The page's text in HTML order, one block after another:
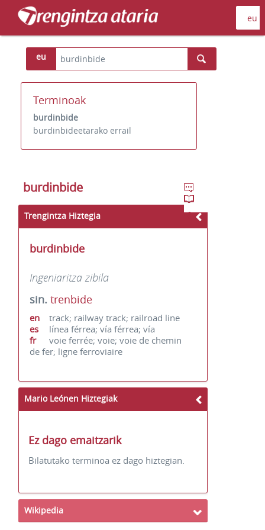
eu
Terminoak
burdinbide
burdinbideetarako errail
burdinbide
Trengintza Hiztegia
burdinbide
Ingeniaritza zibila
sin. trenbide
en
track; railway track; railroad line
es
línea férrea; vía férrea; vía
fr
voie ferrée; voie; voie de chemin
de fer; ligne ferroviaire
Mario Leónen Hiztegiak
Ez dago emaitzarik
Bilatutako terminoa ez dago hiztegian.
Wikipedia